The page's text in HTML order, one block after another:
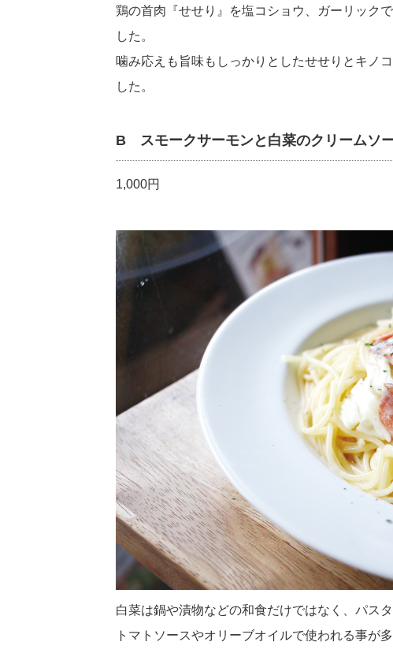
鶏の首肉『せせり』を塩コショウ、ガーリック
した。
噛み応えも旨味もしっかりとしたせせりとキノ
した。
B スモークサーモンと白菜のクリームソ
1,000円
白菜は鍋や漬物などの和食だけではなく、パス
トマトソースやオリーブオイルで使われる事が